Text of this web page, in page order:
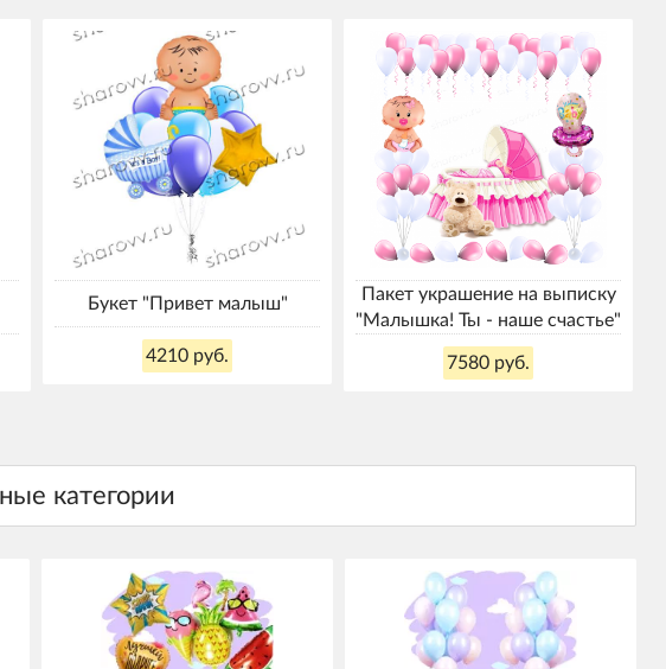
Букет "Привет малыш"
4210 руб.
Пакет украшение на выписку
"Малышка! Ты - наше счастье"
7580 руб.